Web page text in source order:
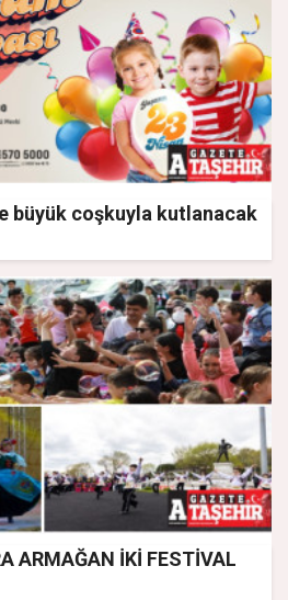
büyük coşkuyla kutlanacak
ARMAĞAN İKİ FESTİVAL